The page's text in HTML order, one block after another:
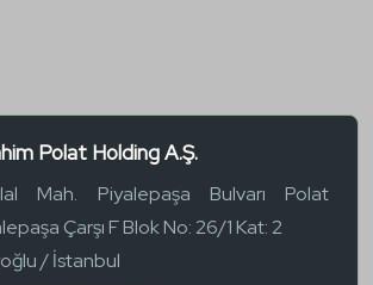
Polat Holding A.Ş.
Mah. Piyalepaşa Bulvarı Polat
Çarşı F Blok No: 26/1 Kat: 2
/ İstanbul